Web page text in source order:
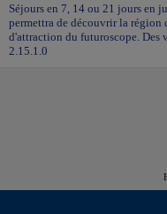
Séjours en 7, 14 ou 21 jours en
permettra de découvrir la région
d'attraction du futuroscope. Des
2.15.1.0